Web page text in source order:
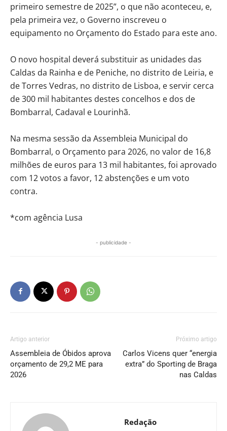
primeiro semestre de 2025”, o que não aconteceu, e,
pela primeira vez, o Governo inscreveu o
equipamento no Orçamento do Estado para este ano.
O novo hospital deverá substituir as unidades das
Caldas da Rainha e de Peniche, no distrito de Leiria, e
de Torres Vedras, no distrito de Lisboa, e servir cerca
de 300 mil habitantes destes concelhos e dos de
Bombarral, Cadaval e Lourinhã.
Na mesma sessão da Assembleia Municipal do
Bombarral, o Orçamento para 2026, no valor de 16,8
milhões de euros para 13 mil habitantes, foi aprovado
com 12 votos a favor, 12 abstenções e um voto
contra.
*com agência Lusa
- publicidade -
Artigo anterior
Assembleia de Óbidos aprova
orçamento de 29,2 ME para
2026
Próximo artigo
Carlos Vicens quer “energia
extra” do Sporting de Braga
nas Caldas
Redação